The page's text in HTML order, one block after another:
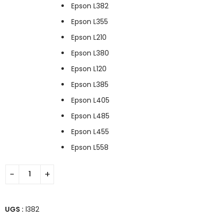
Epson L382
Epson L355
Epson L210
Epson L380
Epson L120
Epson L385
Epson L405
Epson L485
Epson L455
Epson L558
UGS : l382